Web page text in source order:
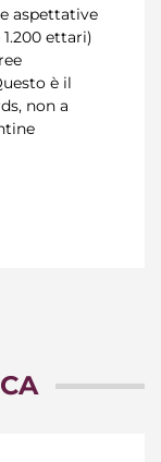
aspettative
ettari)
è il
non a